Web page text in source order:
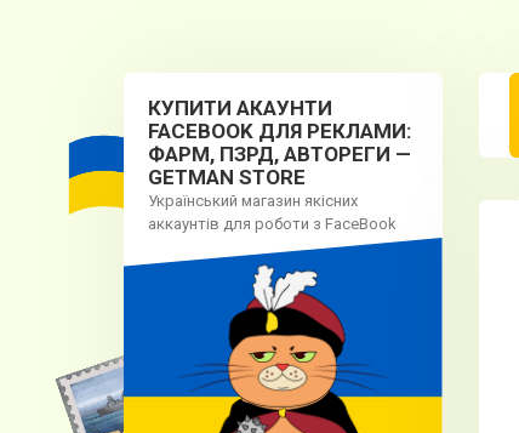
КУПИТИ АКАУНТИ
FACEBOOK ДЛЯ РЕКЛАМИ:
ФАРМ, ПЗРД, АВТОРЕГИ —
GETMAN STORE
Український магазин якісних
аккаунтів для роботи з FaceBook